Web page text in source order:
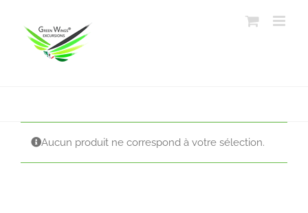
contenu
Aucun produit ne correspond à votre sélection.